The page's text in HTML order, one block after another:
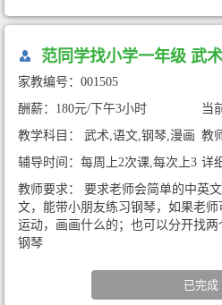
范同学找小学一年级 武
家教编号：001505
酬薪：180元/下午3小时
当
教学科目： 武术,语文,钢琴,漫画 教
辅导时间：每周上2次课,每次上3
小时
详
宫
教师要求： 要求老师会简单的中英
文，能带小朋友练习钢琴，如果老
运动，画画什么的；也可以分开找
钢琴
已完成